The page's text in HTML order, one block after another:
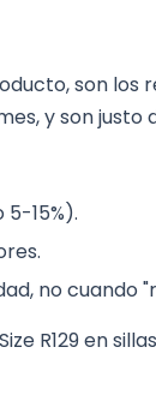
son los
y son
15%).
no cuando
R129 en